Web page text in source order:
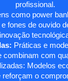
profissional.
como power
fones de ouvido
inovação
Práticas e
combinam com
Modelos
reforçam o